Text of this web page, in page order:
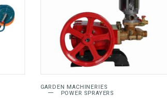
READ MORE
GARDEN MACHINERIES
POWER SPRAYERS